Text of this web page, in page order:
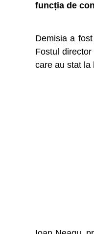
funcția de
Demisia a
Fostul
care au stat la